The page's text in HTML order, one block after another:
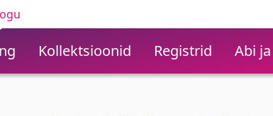
Kollektsioonid Registrid Abi